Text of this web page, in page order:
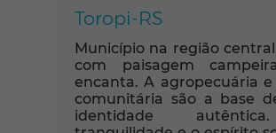
Toropi-RS
Município na região central
com paisagem
encanta. A agropecuária e
comunitária são a base
identidade